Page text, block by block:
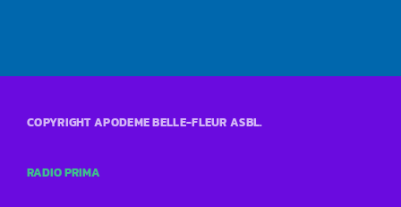
COPYRIGHT APODEME BELLE-FLEUR ASBL.
RADIO PRIMA